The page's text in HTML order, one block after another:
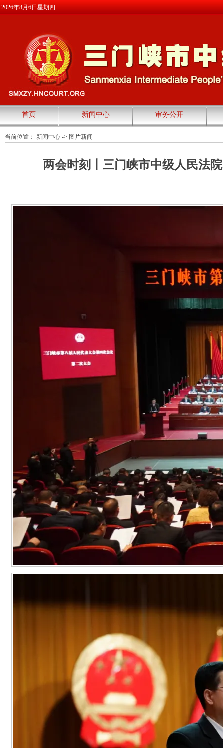
2026年8月6日星期四
首页 新闻中心 审务公开
当前位置： 新闻中心 -> 图片新闻
两会时刻丨三门峡市中级人民法